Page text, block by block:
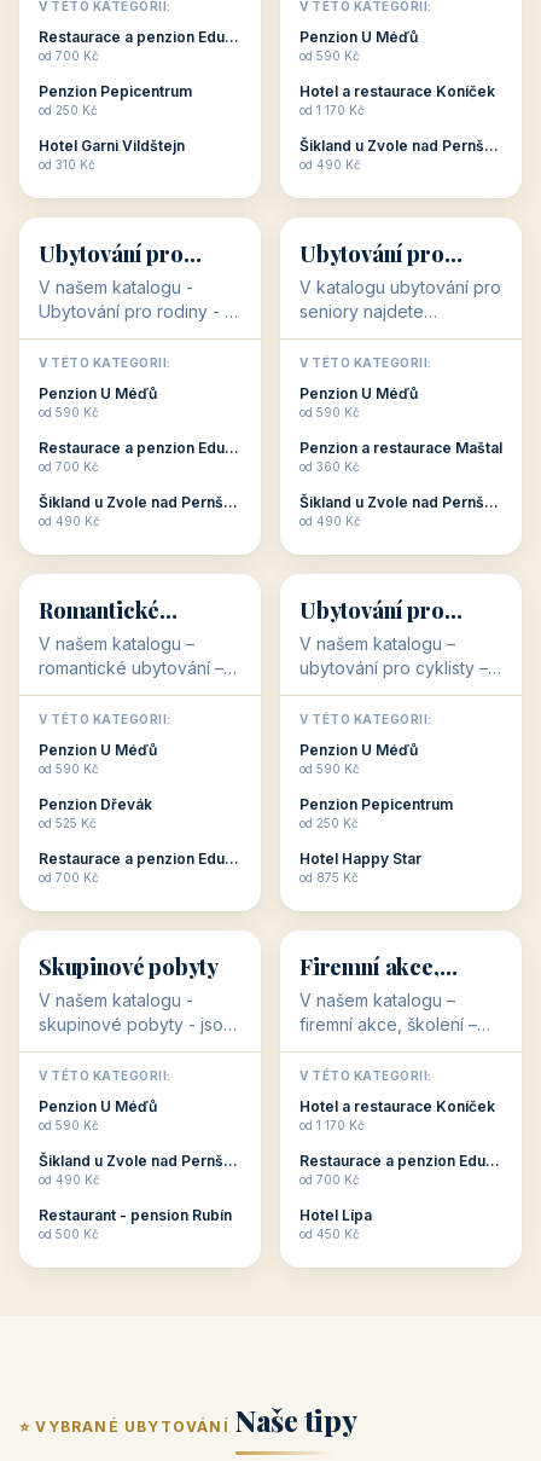
dovolenou přímo
souvisejí. Aktivní
odpočinek jso...
V TÉTO KATEGORII:
Restaurace a penzion Eduard
od 700 Kč
Penzion Pepicentrum
od 250 Kč
Hotel Garni Vildštejn
od 310 Kč
cenově dostupné
ubytování v ČR. Budete
c...
V TÉTO KATEGORII:
Penzion U Méďů
od 590 Kč
Hotel a restaurace Koníček
od 1 170 Kč
Šikland u Zvole nad Pernštejnem
od 490 Kč
👨‍👩‍👧‍👦
👨‍👩‍👧‍👦
34 objektů
Ubytování pro
rodiny
V našem katalogu -
Ubytování pro rodiny -
jsou pro Vás připraveny
objekty, které svojí
polohou či vybaveností,
nabízí klidné ubytování
V TÉTO KATEGORII:
Penzion U Méďů
od 590 Kč
Restaurace a penzion Eduard
od 700 Kč
Šikland u Zvole nad Pernštejnem
od 490 Kč
🧓
🧓
33 objektů
Ubytování pro
seniory
V katalogu ubytování pro
seniory najdete
penziony a hotely, které
jsou přizpůsobeny pro
ubytování klientů vyššího
věku. Některé z nich
V TÉTO KATEGORII:
Penzion U Méďů
od 590 Kč
Penzion a restaurace Maštal
od 360 Kč
Šikland u Zvole nad Pernštejnem
od 490 Kč
💕
💕
Romantické
ubytování
V našem katalogu –
romantické ubytování –
jsou pro Vás připraveny
objekty, které svojí
stavbou, polohou anebo
zaměřením nabízí
Romantické ...
V TÉTO KATEGORII:
Penzion U Méďů
od 590 Kč
Penzion Dřevák
od 525 Kč
Restaurace a penzion Eduard
od 700 Kč
🚴
🚴
32 objektů
Ubytování pro
cyklisty
V našem katalogu –
ubytování pro cyklisty –
jsou pro Vás připraveny
objekty, které jsou na
milovníky cykloturistiky
připraveny. Většinou mají
V TÉTO KATEGORII:
Penzion U Méďů
od 590 Kč
Penzion Pepicentrum
od 250 Kč
Hotel Happy Star
od 875 Kč
👥
👥
32 objektů
Skupinové pobyty
V našem katalogu -
skupinové pobyty - jsou
pro Vás připraveny
objekty, které nabízí
ubytování skupin v
penzionech, hotelích a
Budete překva...
V TÉTO KATEGORII:
Penzion U Méďů
od 590 Kč
Šikland u Zvole nad Pernštejnem
od 490 Kč
Restaurant - pension Rubín
od 500 Kč
💼
💼
31 objektů
Firemní akce,
školení
V našem katalogu –
firemní akce, školení –
jsou pro Vás připraveny
objekty, které mají
zkušenosti pořádat i
menší firemní akce a
ob...
V TÉTO KATEGORII:
Hotel a restaurace Koníček
od 1 170 Kč
Restaurace a penzion Eduard
od 700 Kč
Hotel Lípa
od 450 Kč
⭐ VYBRANÉ UBYTOVÁNÍ Naše tipy